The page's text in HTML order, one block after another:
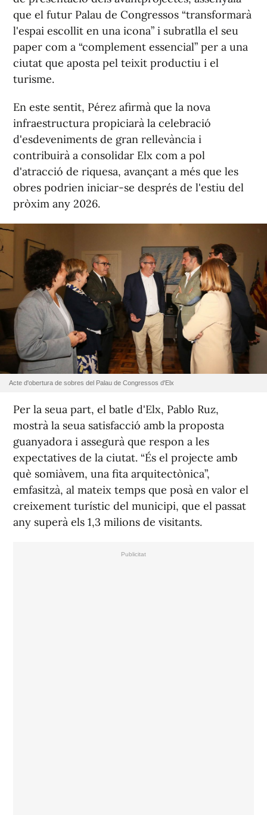
que el futur Palau de Congressos “transformarà
l'espai escollit en una icona” i subratlla el seu
paper com a “complement essencial” per a una
ciutat que aposta pel teixit productiu i el
turisme.
En este sentit, Pérez afirmà que la nova
infraestructura propiciarà la celebració
d'esdeveniments de gran rellevància i
contribuirà a consolidar Elx com a pol
d'atracció de riquesa, avançant a més que les
obres podrien iniciar-se després de l'estiu del
pròxim any 2026.
Acte d'obertura de sobres del Palau de Congressos d'Elx
Per la seua part, el batle d'Elx, Pablo Ruz,
mostrà la seua satisfacció amb la proposta
guanyadora i assegurà que respon a les
expectatives de la ciutat. “És el projecte amb
què somiàvem, una fita arquitectònica”,
emfasitzà, al mateix temps que posà en valor el
creixement turístic del municipi, que el passat
any superà els 1,3 milions de visitants.